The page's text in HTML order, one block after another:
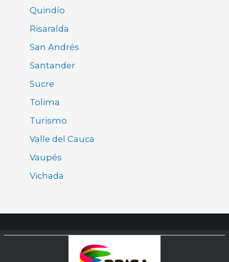
Quindío
Risaralda
San Andrés
Santander
Sucre
Tolima
Turismo
Valle del Cauca
Vaupés
Vichada